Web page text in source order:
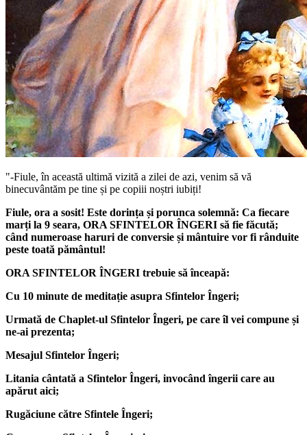
"-Fiule, în această ultimă vizită a zilei de azi, venim să vă
binecuvântăm pe tine și pe copiii noștri iubiți!
Fiule, ora a sosit! Este dorința și porunca solemnă: Ca fiecare
marți la 9 seara, ORA SFINTELOR ÎNGERI să fie făcută;
când numeroase haruri de conversie și mântuire vor fi rânduite
peste toată pământul!
ORA SFINTELOR ÎNGERI trebuie să înceapă:
Cu 10 minute de meditație asupra Sfintelor Îngeri;
Urmată de Chaplet-ul Sfintelor Îngeri, pe care îl vei compune și
ne-ai prezenta;
Mesajul Sfintelor Îngeri;
Litania cântată a Sfintelor Îngeri, invocând îngerii care au
apărut aici;
Rugăciune către Sfintele Îngeri;